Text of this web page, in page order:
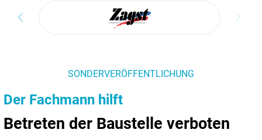
SONDERVERÖFFENTLICHUNG
Der Fachmann hilft
Betreten der Baustelle verboten